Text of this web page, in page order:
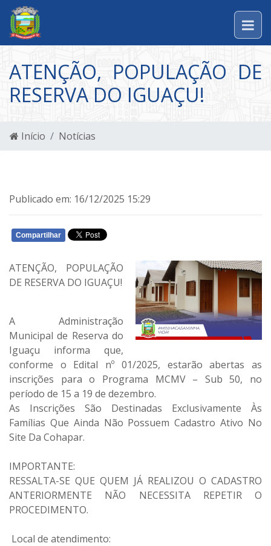
ATENÇÃO, POPULAÇÃO DE
RESERVA DO IGUAÇU!
Início Notícias
Publicado em: 16/12/2025 15:29
Compartilhar
ATENÇÃO, POPULAÇÃO
DE RESERVA DO IGUAÇU!
A Administração
Municipal de Reserva do
Iguaçu informa que,
conforme o Edital nº 01/2025, estarão abertas as
inscrições para o Programa MCMV – Sub 50, no
período de 15 a 19 de dezembro.
As Inscrições São Destinadas Exclusivamente Às
Famílias Que Ainda Não Possuem Cadastro Ativo No
Site Da Cohapar.
IMPORTANTE:
RESSALTA-SE QUE QUEM JÁ REALIZOU O CADASTRO
ANTERIORMENTE NÃO NECESSITA REPETIR O
PROCEDIMENTO.
Local de atendimento: